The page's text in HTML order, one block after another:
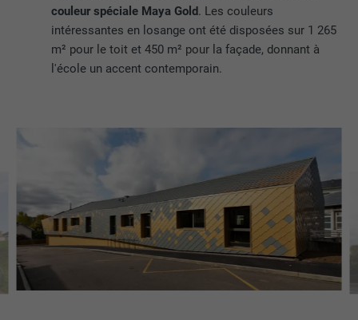
couleur spéciale Maya Gold. Les couleurs
intéressantes en losange ont été disposées sur 1 265
m² pour le toit et 450 m² pour la façade, donnant à
l'école un accent contemporain.